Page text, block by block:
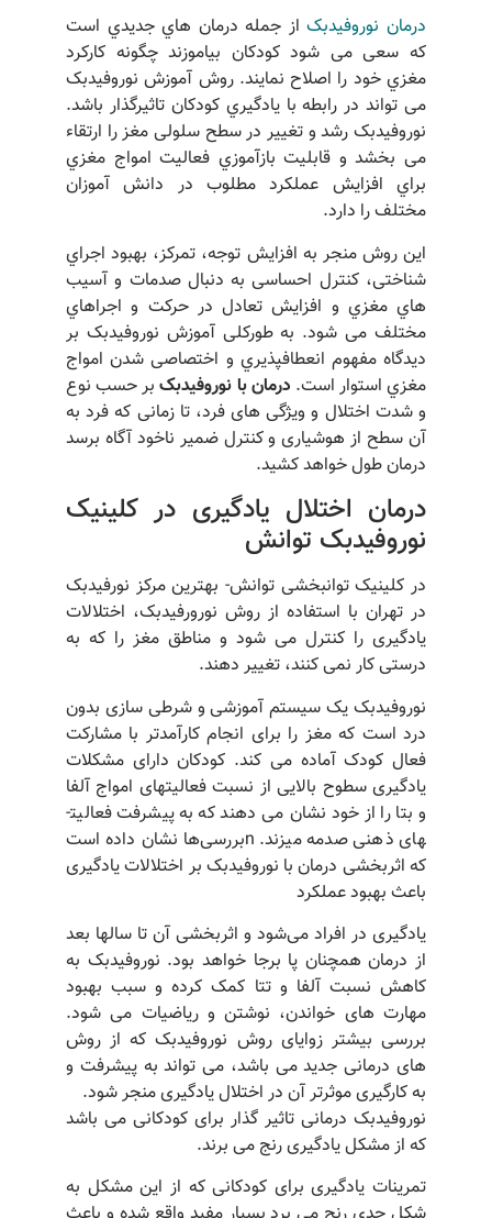
درمان نوروفیدبکاز جمله درمان هاي جدیدي است
که سعی می شود کودکان بیاموزند چگونه کارکرد
مغزي خود را اصلاح نمایند. روش آموزش نوروفیدبک
می تواند در رابطه با یادگیري کودکان تاثیرگذار باشد.
نوروفیدبک رشد و تغییر در سطح سلولی مغز را ارتقاء
می بخشد و قابلیت بازآموزي فعالیت امواج مغزي
براي افزایش عملکرد مطلوب در دانش آموزان
مختلف را دارد.
این روش منجر به افزایش توجه، تمرکز، بهبود اجراي
شناختی، کنترل احساسی به دنبال صدمات و آسیب
هاي مغزي و افزایش تعادل در حرکت و اجراهاي
مختلف می شود. به طورکلی آموزش نوروفیدبک بر
دیدگاه مفهوم انعطافپذیري و اختصاصی شدن امواج
مغزي استوار است.درمان با نوروفیدبکبر حسب نوع
و شدت اختلال و ویژگی های فرد، تا زمانی که فرد به
آن سطح از هوشیاری و کنترل ضمیر ناخود آگاه برسد
درمان طول خواهد کشید.
درمان اختلال یادگیری در کلینیک
نوروفیدبک توانش
در کلینیک توانبخشی توانش- بهترین مرکز نورفیدبک
در تهران با استفاده از روش نورورفیدبک، اختلالات
یادگیری را کنترل می شود و مناطق مغز را که به
درستی کار نمی کنند، تغییر دهند.
نوروفیدبک یک سیستم آموزشی و شرطی سازی بدون
درد است که مغز را برای انجام کارآمدتر با مشارکت
فعال کودک آماده می کند. کودکان دارای مشکلات
یادگیری سطوح بالایی از نسبت فعالیت­های امواج آلفا
و بتا را از خود نشان می­ دهند که به پیشرفت فعالیت­
های ذهنی صدمه می­زند. nبررسی‌ها نشان داده است
که اثربخشی درمان با نوروفیدبک بر اختلالات یادگیری
باعث بهبود عملکرد
یادگیری در افراد می‌شود و اثربخشی آن تا سالها بعد
از درمان همچنان پا برجا خواهد بود. نوروفیدبک به
کاهش نسبت آلفا و تتا کمک کرده و سبب بهبود
مهارت های خواندن، نوشتن و ریاضیات می­ شود.
بررسی بیشتر زوایای روش نوروفیدبک که از روش
های درمانی جدید می­ باشد، می ­تواند به پیشرفت و
به کار­گیری موثرتر آن در اختلال یادگیری منجر شود.
نوروفیدبک درمانی تاثیر گذار برای کودکانی می باشد
که از مشکل یادگیری رنج می برند.
تمرینات یادگیری برای کودکانی که از این مشکل به